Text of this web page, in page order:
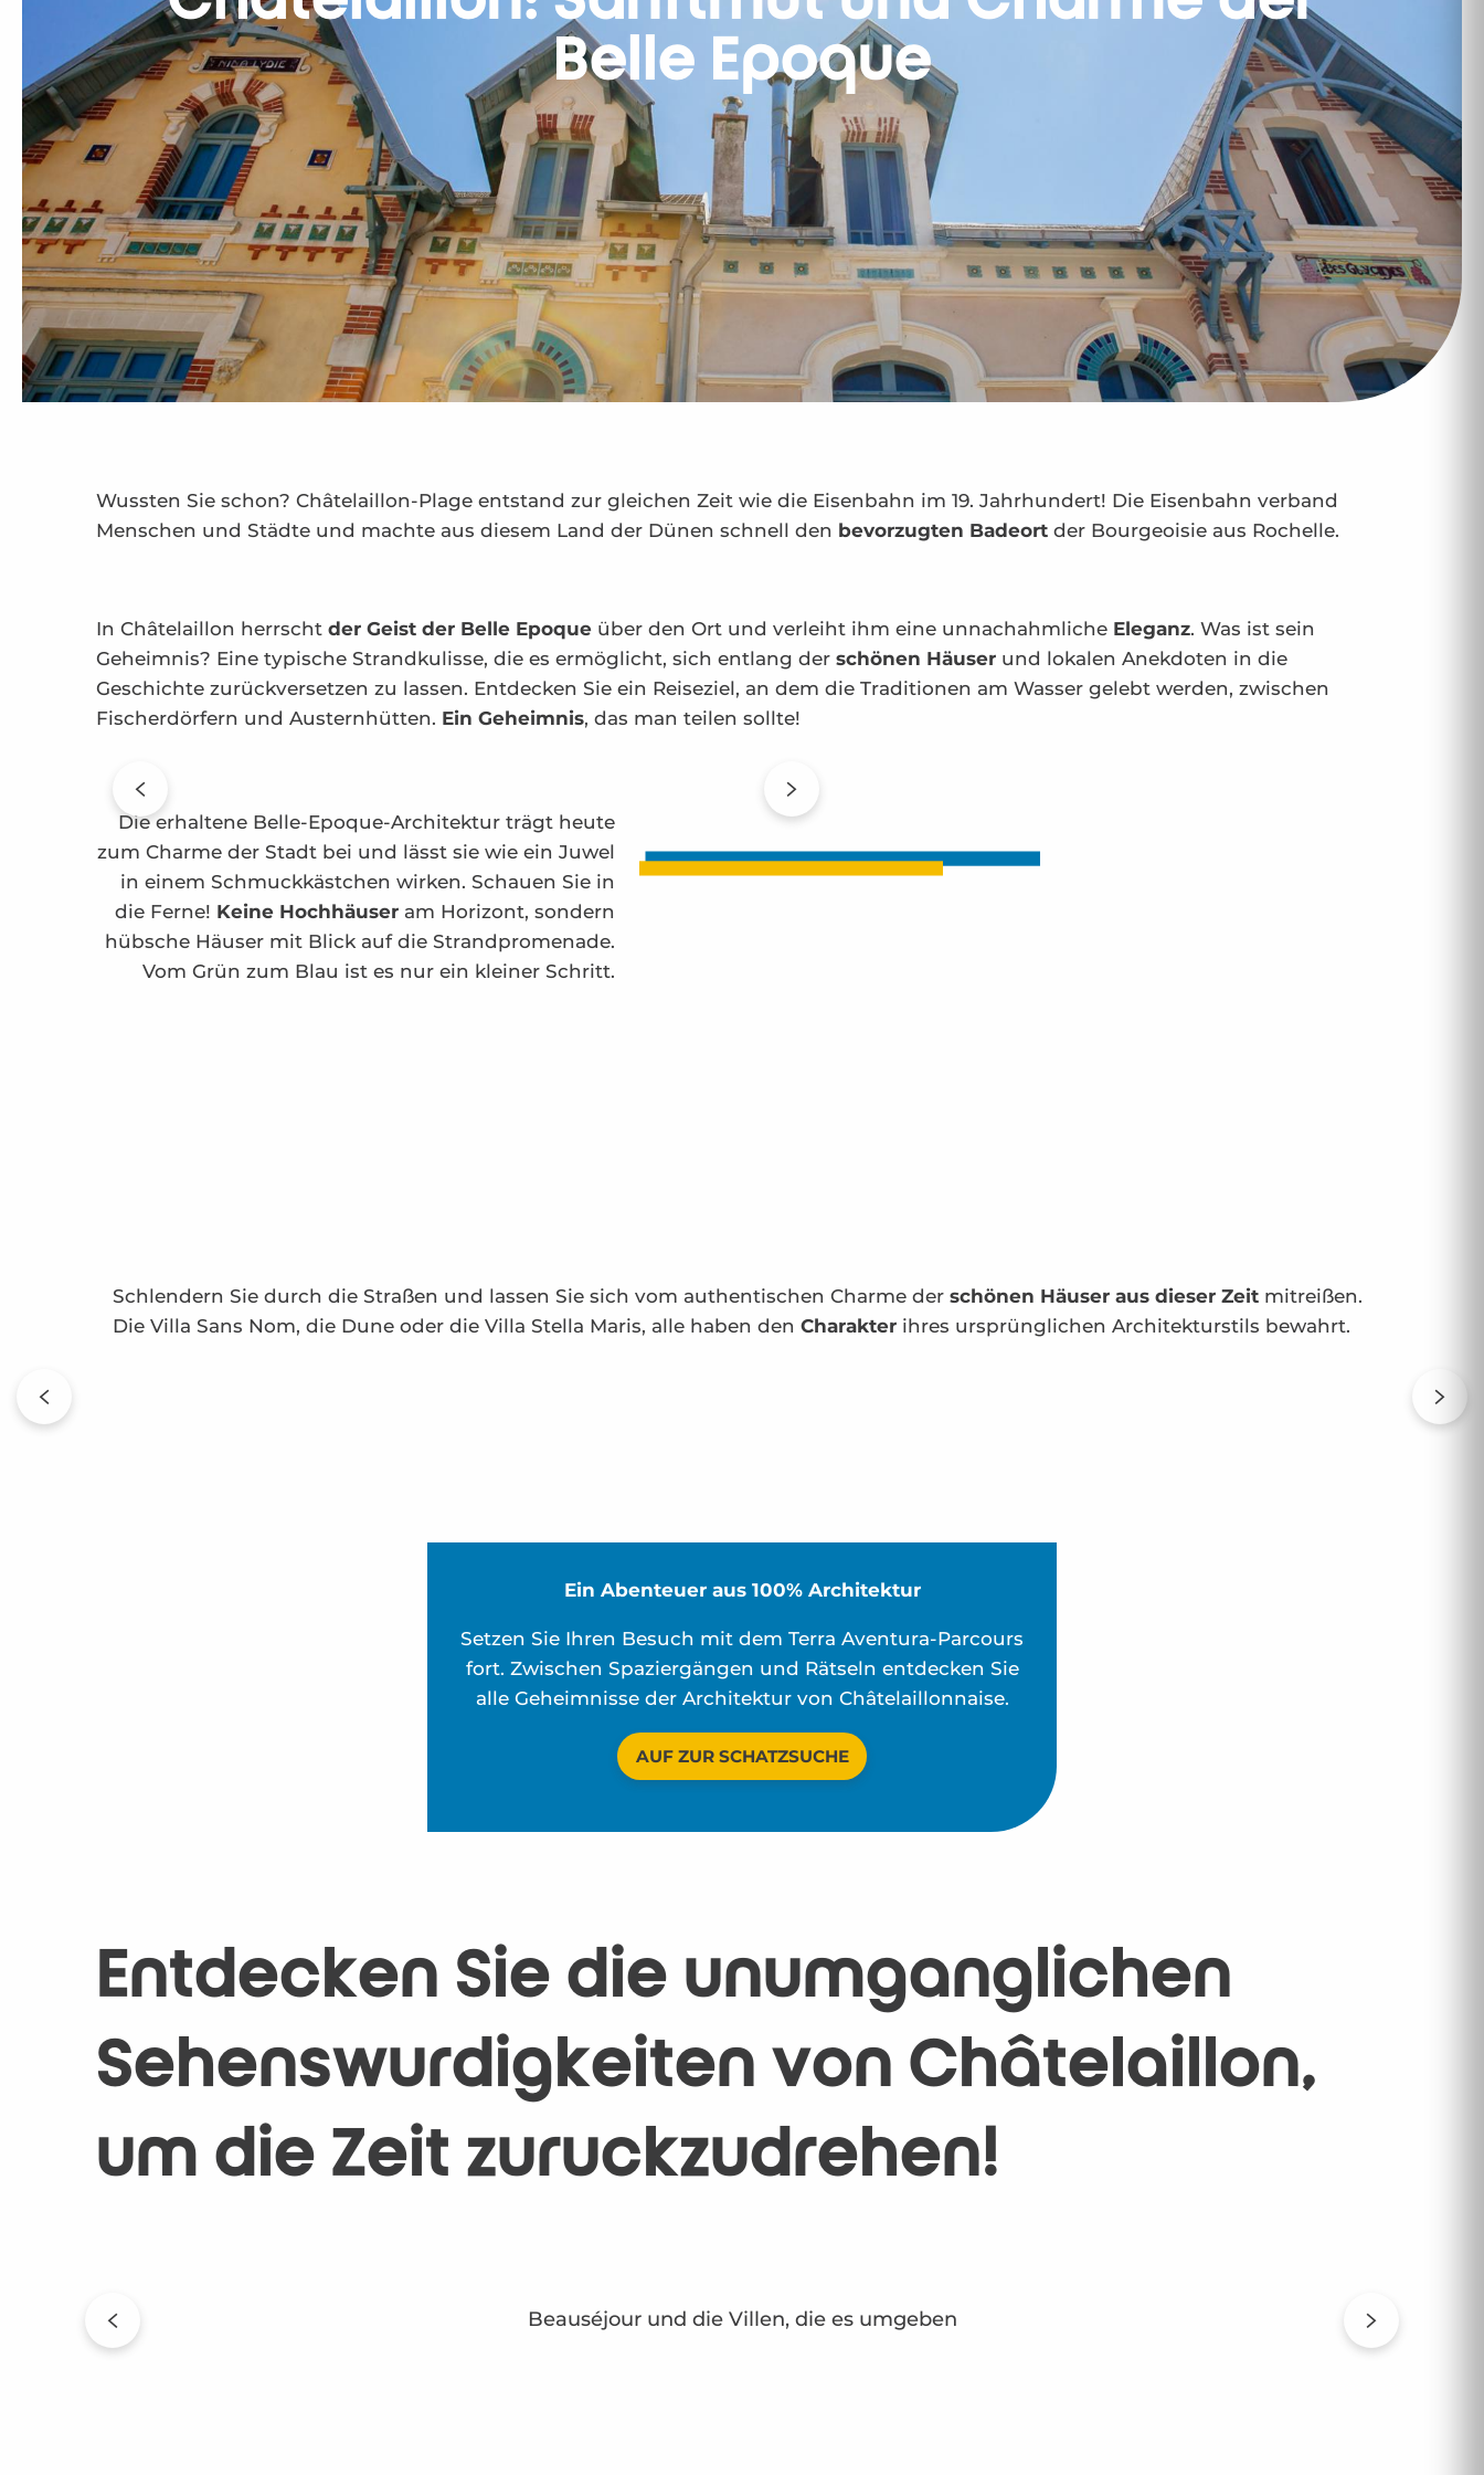
Belle Epoque
Wussten Sie schon? Châtelaillon-Plage entstand zur gleichen Zeit wie die Eisenbahn im 19. Jahrhundert! Die Eisenbahn verband
Menschen und Städte und machte aus diesem Land der Dünen schnell den bevorzugten Badeort der Bourgeoisie aus Rochelle.
In Châtelaillon herrscht der Geist der Belle Epoque über den Ort und verleiht ihm eine unnachahmliche Eleganz. Was ist sein
Geheimnis? Eine typische Strandkulisse, die es ermöglicht, sich entlang der schönen Häuser und lokalen Anekdoten in die
Geschichte zurückversetzen zu lassen. Entdecken Sie ein Reiseziel, an dem die Traditionen am Wasser gelebt werden, zwischen
Fischerdörfern und Austernhütten. Ein Geheimnis, das man teilen sollte!
Die erhaltene Belle-Epoque-Architektur trägt heute
zum Charme der Stadt bei und lässt sie wie ein Juwel
in einem Schmuckkästchen wirken. Schauen Sie in
die Ferne! Keine Hochhäuser am Horizont, sondern
hübsche Häuser mit Blick auf die Strandpromenade.
Vom Grün zum Blau ist es nur ein kleiner Schritt.
Schlendern Sie durch die Straßen und lassen Sie sich vom authentischen Charme der schönen Häuser aus dieser Zeit mitreißen.
Die Villa Sans Nom, die Dune oder die Villa Stella Maris, alle haben den Charakter ihres ursprünglichen Architekturstils bewahrt.
Ein Abenteuer aus 100% Architektur
Setzen Sie Ihren Besuch mit dem Terra Aventura-Parcours
fort. Zwischen Spaziergängen und Rätseln entdecken Sie
alle Geheimnisse der Architektur von Châtelaillonnaise.
AUF ZUR SCHATZSUCHE
Entdecken Sie die unumgänglichen
Sehenswürdigkeiten von Châtelaillon,
um die Zeit zurückzudrehen!
Beauséjour und die Villen, die es umgeben